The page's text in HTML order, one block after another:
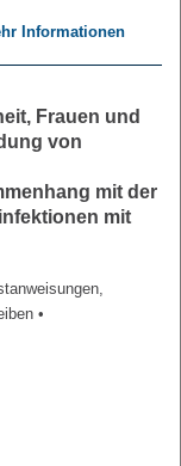
Informationen
Frauen und
von
mit der
mit
•